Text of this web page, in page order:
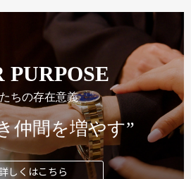
PURPOSE
ちの存在意義
仲間を増やす”
詳しくはこちら